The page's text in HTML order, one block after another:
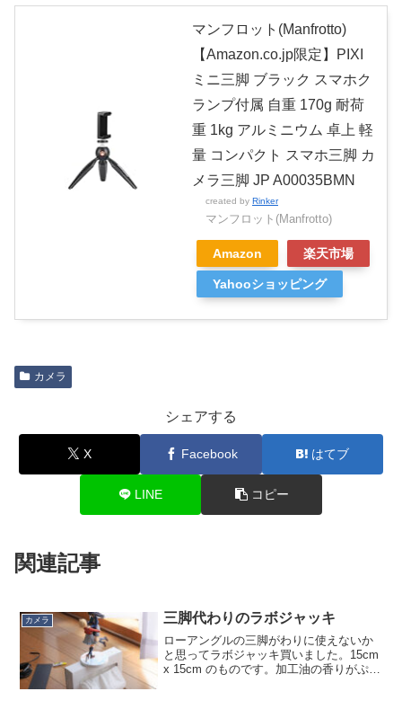
マンフロット(Manfrotto)
【Amazon.co.jp限定】PIXI
ミニ三脚 ブラック スマホク
ランプ付属 自重 170g 耐荷
重 1kg アルミニウム 卓上 軽
量 コンパクト スマホ三脚 カ
メラ三脚 JP A00035BMN
created by Rinker
マンフロット(Manfrotto)
Amazon 楽天市場
Yahooショッピング
カメラ
シェアする
X Facebook はてブ
LINE コピー
関連記事
カメラ 三脚代わりのラボジャッキ
ローアングルの三脚がわりに使えないか
と思ってラボジャッキ買いました。15cm
x 15cm のものです。加工油の香りがぷん